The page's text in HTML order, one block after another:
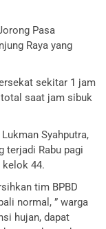
Pasa
Raya yang
sekitar 1 jam
saat jam sibuk
Syahputra,
terjadi Rabu pagi
44.
tim BPBD
normal, ” warga
hujan, dapat